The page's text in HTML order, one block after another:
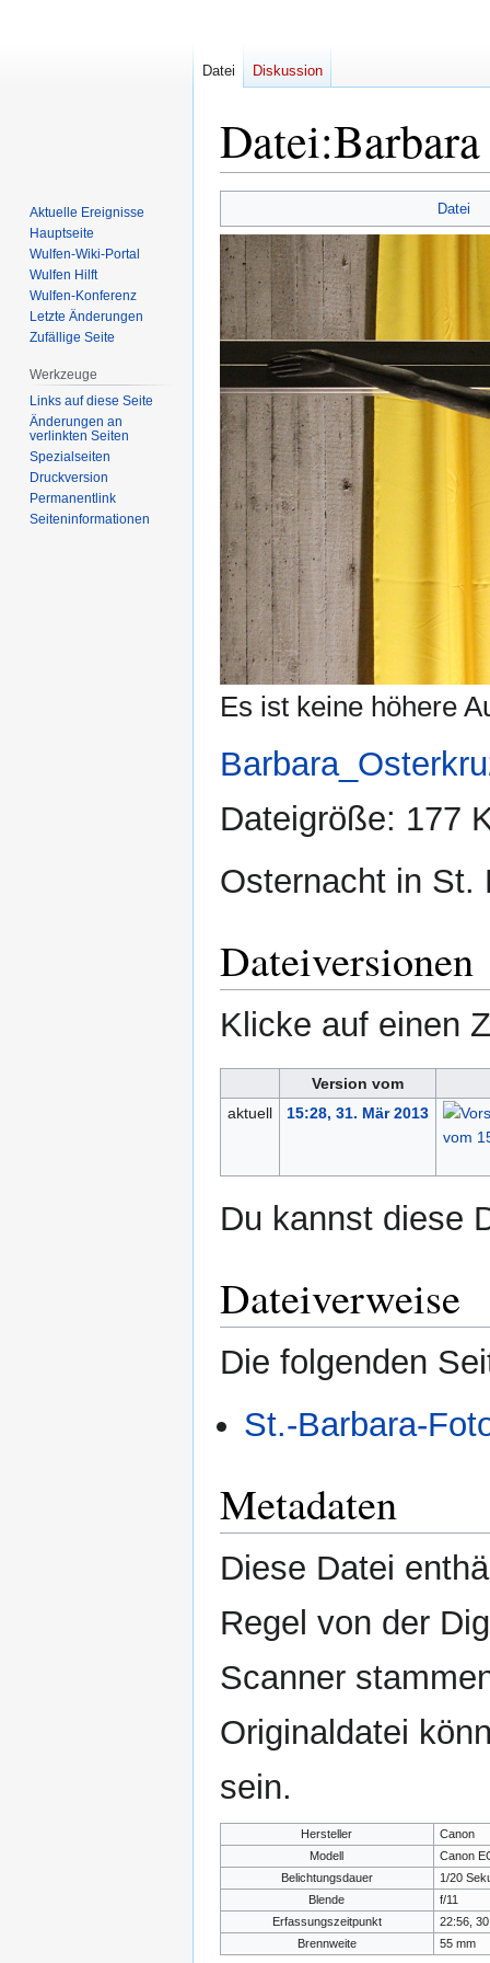
Datei:
Navigation
springen
Suche
springen
Datei
Es ist keine höhere
Dateigröße: 177
Osternacht in St.
Dateiversionen
Klicke auf einen
Version vom
aktuell
15:28, 31. Mär 2013
Du kannst diese
Dateiverweise
Die folgenden
St.-Barbara-
Metadaten
Diese Datei
Regel von der
Scanner
Originaldatei
sein.
Hersteller
Canon
Modell
Canon
Belichtungsdauer
1/20
Blende
f/11
Erfassungszeitpunkt
22:56,
Brennweite
55 mm
Datei Diskussion
Aktuelle Ereignisse
Hauptseite
Wulfen-Wiki-Portal
Wulfen Hilft
Wulfen-Konferenz
Letzte Änderungen
Zufällige Seite
Werkzeuge
Links auf diese Seite
Änderungen an
verlinkten Seiten
Spezialseiten
Druckversion
Permanentlink
Seiten­­informationen